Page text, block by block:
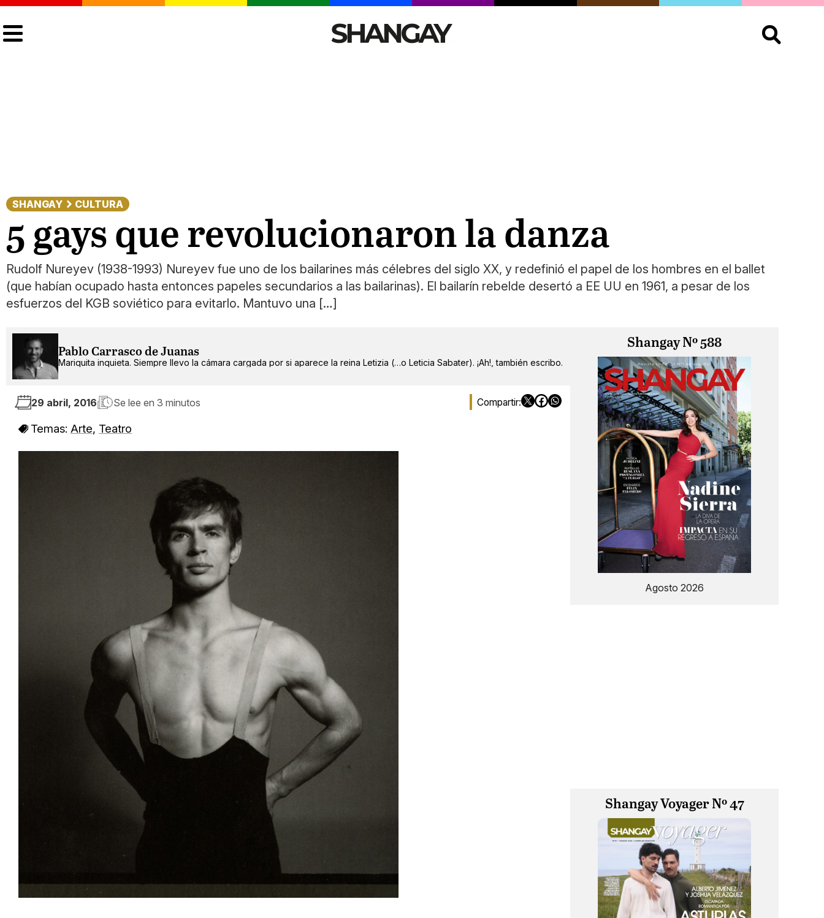
Buscar:
SHANGAY CULTURA
5 gays que revolucionaron la danza
Rudolf Nureyev (1938-1993) Nureyev fue uno de los bailarines más célebres del siglo XX, y redefinió el papel de los hombres en el ballet
(que habían ocupado hasta entonces papeles secundarios a las bailarinas). El bailarín rebelde desertó a EE UU en 1961, a pesar de los
esfuerzos del KGB soviético para evitarlo. Mantuvo una […]
Pablo Carrasco de Juanas
Mariquita inquieta. Siempre llevo la cámara cargada por si aparece la reina Letizia (…o Leticia Sabater). ¡Ah!, también escribo.
29 abril, 2016 Se lee en 3 minutos
Temas: Arte, Teatro
Shangay Nº 588
Agosto 2026
Shangay Voyager Nº 47